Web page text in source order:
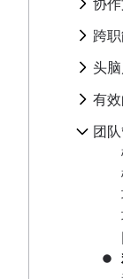
活动项目
施工项目
如何跟踪
Project
What
项目启
项目目
项目
验收标
利益
项目范
设置目标
创建愿
目标类
目标
OKR
项目
项目角
项目经
项目
项目
项目
制定
行动计
团队项
协作会
怎么减
会议记
会议节
会议反
概述
项目回
团队章
利益相
通信计
员工敬
员工认
管理风
工作
克服
原
企
解
IT
活
施
施
如
设
协
跨
头
有
团